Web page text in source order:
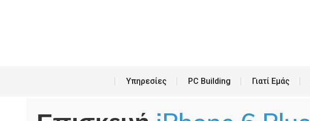
Υπηρεσίες PC Building Γιατί Εμάς